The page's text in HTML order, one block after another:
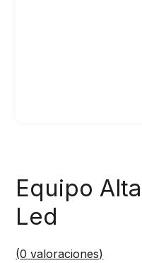
Equipo
Led
(0 valoraciones)